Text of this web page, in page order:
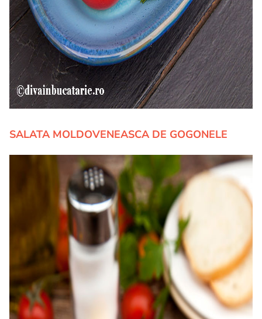
SALATA MOLDOVENEASCA DE GOGONELE